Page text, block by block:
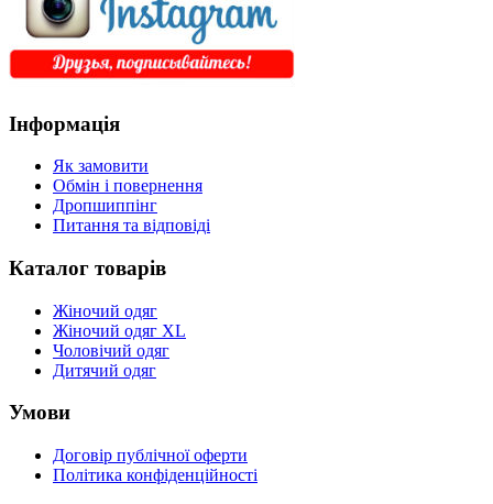
Інформація
Як замовити
Обмін і повернення
Дропшиппінг
Питання та відповіді
Каталог товарів
Жіночий одяг
Жіночий одяг XL
Чоловічий одяг
Дитячий одяг
Умови
Договір публічної оферти
Політика конфіденційності